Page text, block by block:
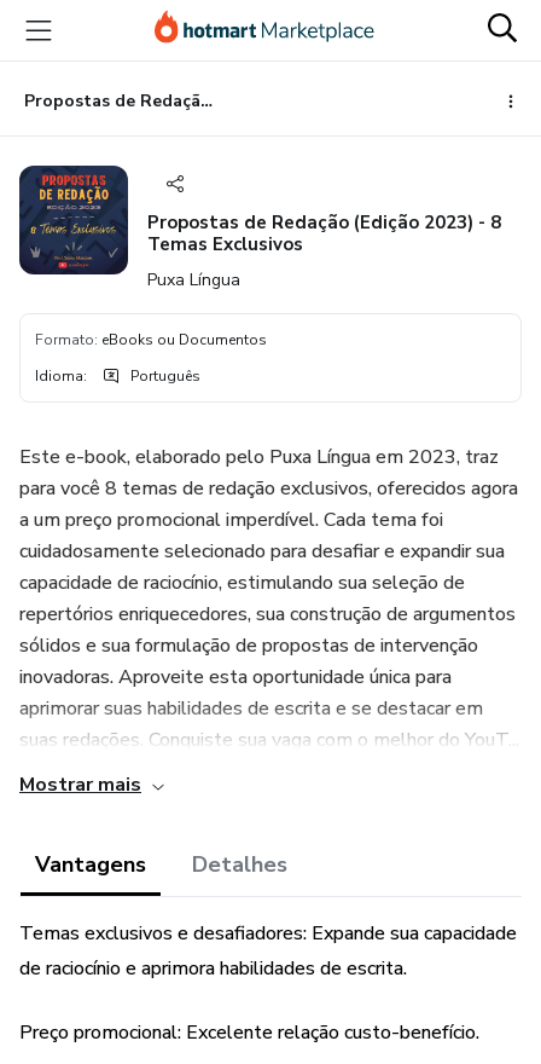
para
conteúdo
principal
para
pagamento
para
rodapé
Propostas de Redação (Edição 2023) - 8 Temas Exclusivos
Propostas de Redação (Edição 2023) - 8
Temas Exclusivos
Puxa Língua
Formato: eBooks ou Documentos
Idioma: Português
Este e-book, elaborado pelo Puxa Língua em 2023, traz
para você 8 temas de redação exclusivos, oferecidos agora
a um preço promocional imperdível. Cada tema foi
cuidadosamente selecionado para desafiar e expandir sua
capacidade de raciocínio, estimulando sua seleção de
repertórios enriquecedores, sua construção de argumentos
sólidos e sua formulação de propostas de intervenção
inovadoras. Aproveite esta oportunidade única para
aprimorar suas habilidades de escrita e se destacar em
suas redações. Conquiste sua vaga com o melhor do YouT...
Mostrar mais
Vantagens Detalhes
Temas exclusivos e desafiadores: Expande sua capacidade
de raciocínio e aprimora habilidades de escrita.
Preço promocional: Excelente relação custo-benefício.